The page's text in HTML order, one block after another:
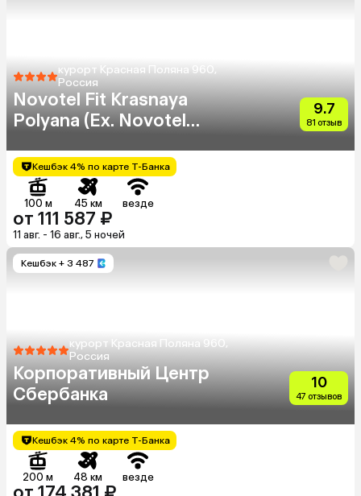
курорт Красная Поляна 960,
Россия
Novotel Fit Krasnaya
Polyana (Ex. Novotel
9.7
81 отзыв
Кешбэк 4% по карте Т-Банка
100 м 45 км везде
от 111 587 ₽
11 авг. - 16 авг., 5 ночей
Кешбэк + 3 487
курорт Красная Поляна 960,
Россия
Корпоративный Центр
Сбербанка
10
47 отзывов
Кешбэк 4% по карте Т-Банка
200 м 48 км везде